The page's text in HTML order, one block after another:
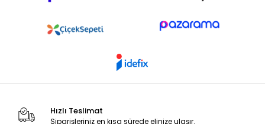
Hızlı Teslimat
Siparişleriniz en kısa sürede elinize ulaşır.